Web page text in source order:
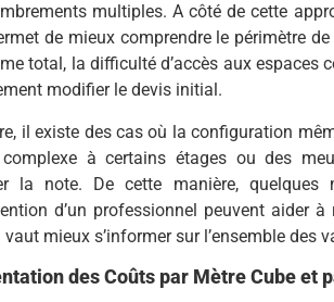
multiples. A côté de cette
de mieux comprendre le périmètre
total, la difficulté d’accès aux espaces
modifier le devis initial.
il existe des cas où la configuration
complexe à certains étages ou des
la note. De cette manière, quelques
d’un professionnel peuvent aider
vaut mieux s’informer sur l’ensemble des
des Coûts par Mètre Cube et